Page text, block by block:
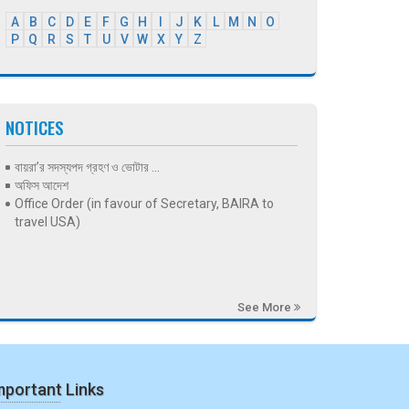
A B C D E F G H J K L M N
O
P
Q R S T U V W X Y Z
NOTICES
বায়রা’র সদস্যপদ গ্রহণ ও ভোটার ...
অফিস আদেশ
Office Order (in favour of Secretary, BAIRA to
travel USA)
See More
Links